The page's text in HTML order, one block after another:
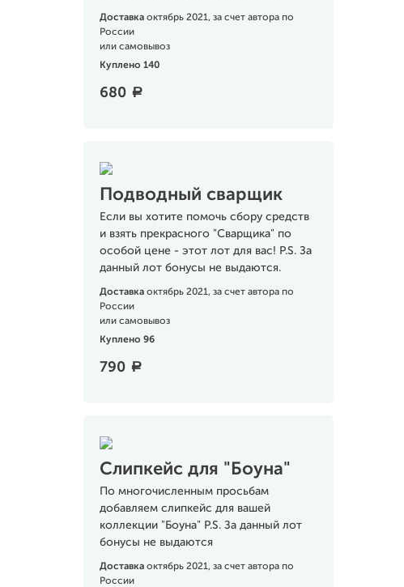
Доставка октябрь 2021, за счет автора по
России
или самовывоз
Куплено 140
680 a
Подводный сварщик
Если вы хотите помочь сбору средств
и взять прекрасного "Сварщика" по
особой цене - этот лот для вас! P.S. За
данный лот бонусы не выдаются.
Доставка октябрь 2021, за счет автора по
России
или самовывоз
Куплено 96
790 a
Слипкейс для "Боуна"
По многочисленным просьбам
добавляем слипкейс для вашей
коллекции "Боуна" P.S. За данный лот
бонусы не выдаются
Доставка октябрь 2021, за счет автора по
России